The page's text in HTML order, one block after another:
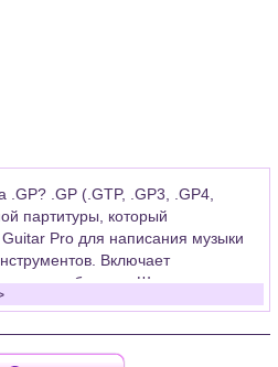
.GP (.GTP, .GP3, .GP4,
партитуры, который
Pro для написания музыки
Включает
гитары, банджо. Широко
партитур, которые затем